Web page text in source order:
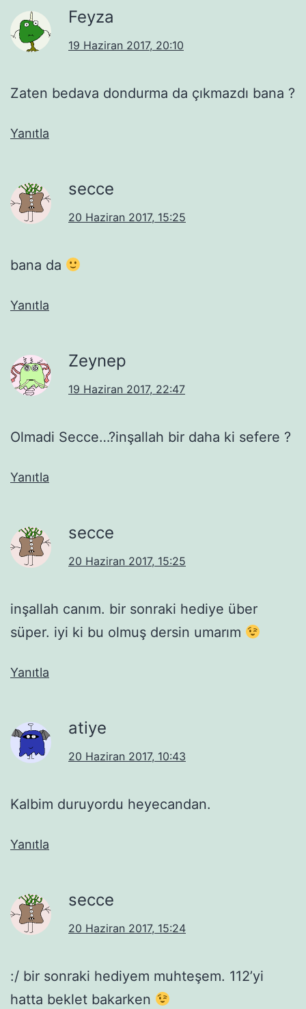
Feyza
19 Haziran 2017, 20:10
Zaten bedava dondurma da çıkmazdı bana ?
Yanıtla
secce
20 Haziran 2017, 15:25
bana da
Yanıtla
Zeynep
19 Haziran 2017, 22:47
Olmadi Secce…?inşallah bir daha ki sefere ?
Yanıtla
secce
20 Haziran 2017, 15:25
inşallah canım. bir sonraki hediye über
süper. iyi ki bu olmuş dersin umarım
Yanıtla
atiye
20 Haziran 2017, 10:43
Kalbim duruyordu heyecandan.
Yanıtla
secce
20 Haziran 2017, 15:24
:/ bir sonraki hediyem muhteşem. 112’yi
hatta beklet bakarken